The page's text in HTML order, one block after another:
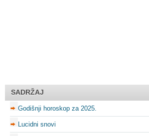
SADRŽAJ
Godišnji horoskop za 2025.
Lucidni snovi